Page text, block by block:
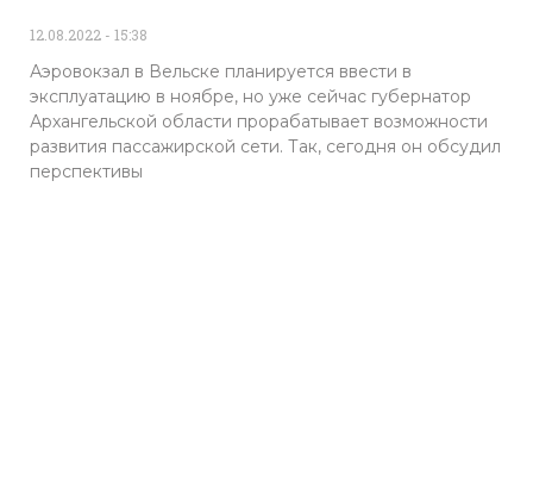
12.08.2022 15:38
Аэровокзал в Вельске планируется ввести в
эксплуатацию в ноябре, но уже сейчас губернатор
Архангельской области прорабатывает возможности
развития пассажирской сети. Так, сегодня он обсудил
перспективы